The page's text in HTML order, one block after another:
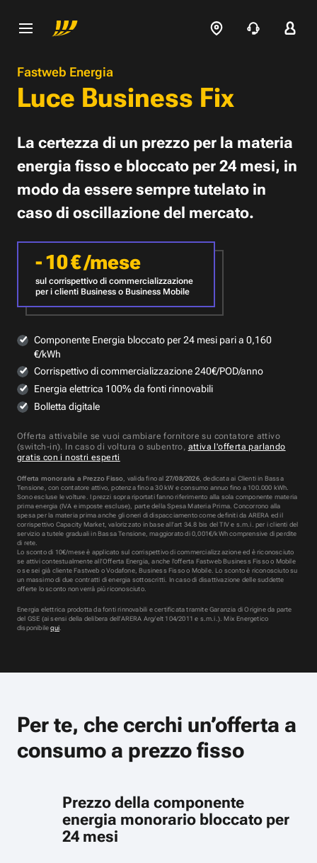
Fastweb Energia
Luce Business Fix
La certezza di un prezzo per la materia
energia fisso e bloccato per 24 mesi, in
modo da essere sempre tutelato in
caso di oscillazione del mercato.
-10€/mese
sul corrispettivo di commercializzazione
per i clienti Business o Business Mobile
Componente Energia bloccato per 24 mesi pari a 0,160
€/kWh
Corrispettivo di commercializzazione 240€/POD/anno
Energia elettrica 100% da fonti rinnovabili
Bolletta digitale
Offerta attivabile se vuoi cambiare fornitore su contatore attivo
(switch-in). In caso di voltura o subentro, attiva l'offerta parlando
gratis con i nostri esperti
Offerta monoraria a Prezzo Fisso, valida fino al 27/08/2026, dedicata ai Clienti in Bassa
Tensione, con contatore attivo, potenza fino a 30 kW e consumo annuo fino a 100.000 kWh.
Sono escluse le volture. I prezzi sopra riportati fanno riferimento alla sola componente materia
prima energia (IVA e imposte escluse), parte della Spesa Materia Prima. Concorrono alla
spesa per la materia prima anche gli oneri di dispacciamento come definiti da ARERA ed il
corrispettivo Capacity Market, valorizzato in base all’art 34.8 bis del TIV e s.m.i. per i clienti del
servizio a tutele graduali in Bassa Tensione, maggiorato di 0,001€/kWh comprensive di perdite
di rete.
Lo sconto di 10€/mese è applicato sul corrispettivo di commercializzazione ed è riconosciuto
se attivi contestualmente all’Offerta Energia, anche l’offerta Fastweb Business Fisso o Mobile
o se sei già cliente Fastweb o Vodafone, Business Fisso o Mobile. Lo sconto è riconosciuto su
un massimo di due contratti di energia sottoscritti. In caso di disattivazione delle suddette
offerte lo sconto non verrà più riconosciuto.
Energia elettrica prodotta da fonti rinnovabili e certificata tramite Garanzia di Origine da parte
del GSE (ai sensi della delibera dell’ARERA Arg/elt 104/2011 e s.m.i.). Mix Energetico
disponibilequi.
Per te, che cerchi un’offerta a
consumo a prezzo fisso
Prezzo della componente
energia monorario bloccato per
24 mesi